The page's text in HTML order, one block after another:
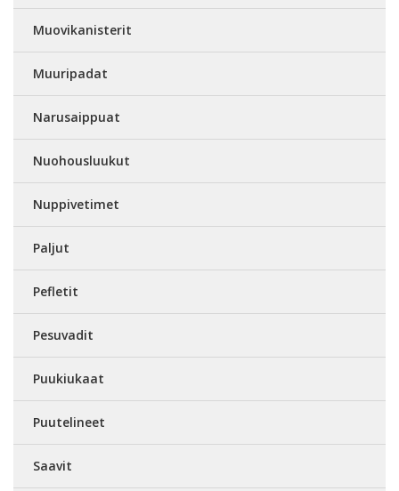
Muovikanisterit
Muuripadat
Narusaippuat
Nuohousluukut
Nuppivetimet
Paljut
Pefletit
Pesuvadit
Puukiukaat
Puutelineet
Saavit